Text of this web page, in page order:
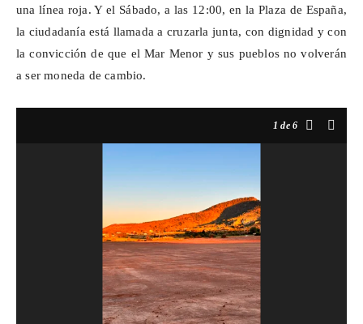
una línea roja. Y el Sábado, a las 12:00, en la Plaza de España,
la ciudadanía está llamada a cruzarla junta, con dignidad y con
la convicción de que el Mar Menor y sus pueblos no volverán
a ser moneda de cambio.
1 de 6